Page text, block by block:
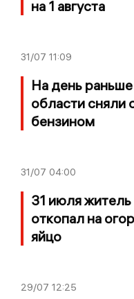
на 1 августа
31/07 11:09
На день
области сняли
бензином
31/07 04:00
31 июля
откопал на
яйцо
29/07 12:25